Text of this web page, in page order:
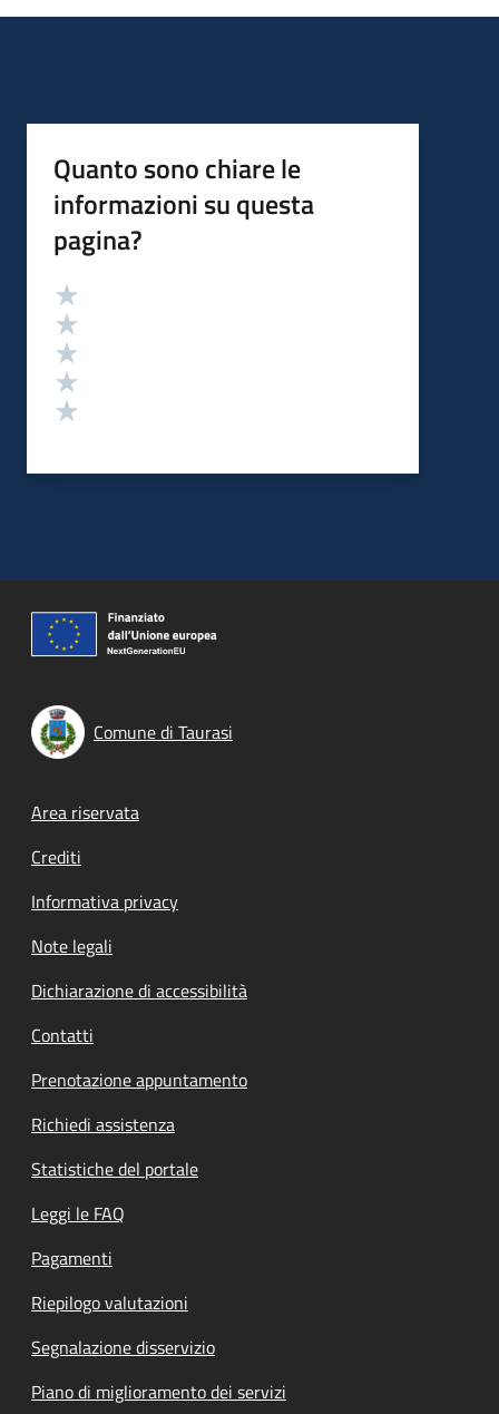
Quanto sono chiare le
informazioni su questa
pagina?
Valutazione
Comune di Taurasi
Footer menu
Area riservata
Crediti
Informativa privacy
Note legali
Dichiarazione di accessibilità
Contatti
Prenotazione appuntamento
Richiedi assistenza
Statistiche del portale
Leggi le FAQ
Pagamenti
Riepilogo valutazioni
Segnalazione disservizio
Piano di miglioramento dei servizi